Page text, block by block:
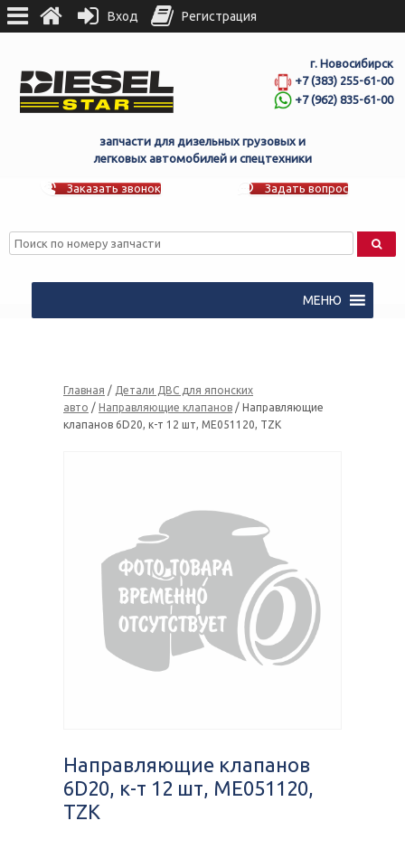
г. Новосибирск
+7 (383) 255-61-00
+7 (962) 835-61-00
запчасти для дизельных грузовых и
легковых автомобилей и спецтехники
Заказать звонок Задать вопрос
МЕНЮ
Главная / Детали ДВС для японских
авто / Направляющие клапанов / Направляющие
клапанов 6D20, к-т 12 шт, ME051120, TZK
Направляющие клапанов
6D20, к-т 12 шт, ME051120,
TZK
Вход Регистрация